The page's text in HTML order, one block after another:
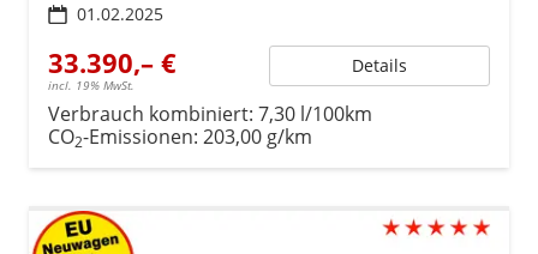
01.02.2025
33.390,– €
incl. 19% MwSt.
Details
Verbrauch kombiniert: 7,30 l/100km
CO2-Emissionen: 203,00 g/km